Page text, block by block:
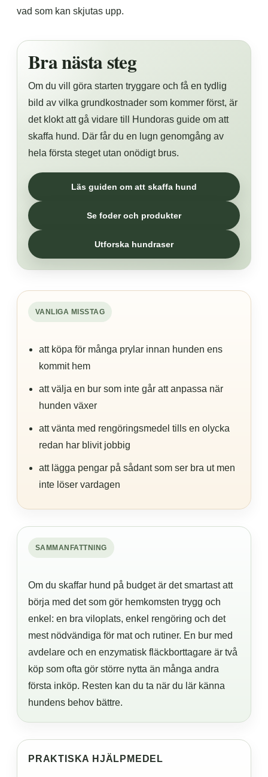
vad som kan skjutas upp.
Bra nästa steg
Om du vill göra starten tryggare och få en tydlig
bild av vilka grundkostnader som kommer först, är
det klokt att gå vidare till Hundoras guide om att
skaffa hund. Där får du en lugn genomgång av
hela första steget utan onödigt brus.
Läs guiden om att skaffa hund
Se foder och produkter
Utforska hundraser
VANLIGA MISSTAG
att köpa för många prylar innan hunden ens
kommit hem
att välja en bur som inte går att anpassa när
hunden växer
att vänta med rengöringsmedel tills en olycka
redan har blivit jobbig
att lägga pengar på sådant som ser bra ut men
inte löser vardagen
SAMMANFATTNING
Om du skaffar hund på budget är det smartast att
börja med det som gör hemkomsten trygg och
enkel: en bra viloplats, enkel rengöring och det
mest nödvändiga för mat och rutiner. En bur med
avdelare och en enzymatisk fläckborttagare är två
köp som ofta gör större nytta än många andra
första inköp. Resten kan du ta när du lär känna
hundens behov bättre.
PRAKTISKA HJÄLPMEDEL